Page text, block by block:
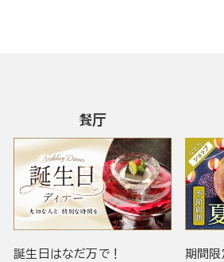
餐厅
誕生日はなだ万で！ 期間限